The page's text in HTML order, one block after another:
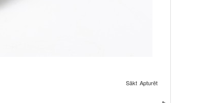
Sākt Apturēt